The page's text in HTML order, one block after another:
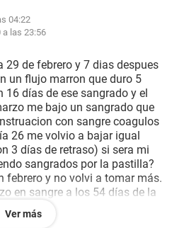
04:22
a las 23:56
29 de febrero y 7 dias despues
un flujo marron que duro 5
días de ese sangrado y el
me bajo un sangrado que
con sangre coagulos
26 me volvio a bajar igual
3 días de retraso) si sera mi
sangrados por la pastilla?
febrero y no volvi a tomar más.
en sangre a los 54 días de la
y 23 días) y salio negativa.
La prueba ya es fiable
Ver más